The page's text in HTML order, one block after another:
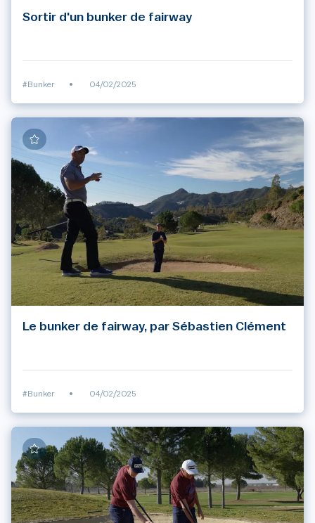
Sortir d'un bunker de fairway
#Bunker • 04/02/2025
Le bunker de fairway, par Sébastien Clément
#Bunker • 04/02/2025